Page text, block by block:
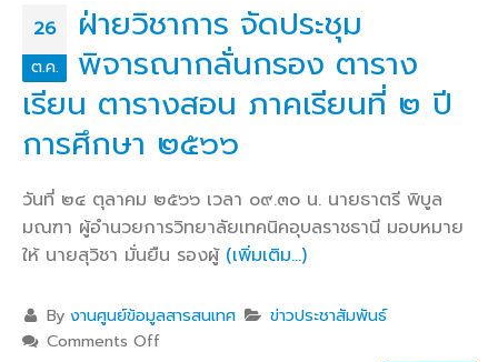
26
ต.ค.
ฝ่ายวิชาการ จัดประชุม
พิจารณากลั่นกรอง ตาราง
เรียน ตารางสอน ภาคเรียนที่ ๒ ปี
การศึกษา ๒๕๖๖
วันที่ ๒๔ ตุลาคม ๒๕๖๖ เวลา ๐๙.๓๐ น. นายธาตรี พิบูล
มณฑา ผู้อำนวยการวิทยาลัยเทคนิคอุบลราชธานี มอบหมาย
ให้ นายสุวิชา มั่นยืน รองผู้ (เพิ่มเติม…)
Byงานศูนย์ข้อมูลสารสนเทศ
ข่าวประชาสัมพันธ์
Comments Off